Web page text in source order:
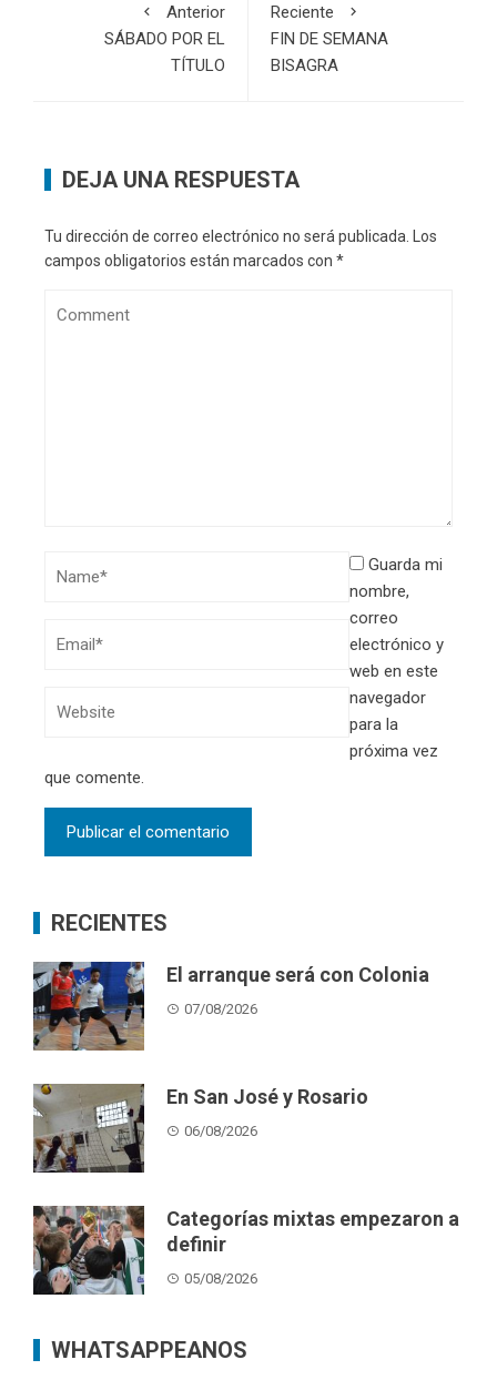
Anterior
SÁBADO POR EL
TÍTULO
Reciente
FIN DE SEMANA
BISAGRA
DEJA UNA RESPUESTA
Tu dirección de correo electrónico no será publicada.
Los
campos obligatorios están marcados con *
Guarda mi
nombre,
correo
electrónico y
web en este
navegador
para la
próxima vez
que comente.
RECIENTES
El arranque será con Colonia
07/08/2026
En San José y Rosario
06/08/2026
Categorías mixtas empezaron a
definir
05/08/2026
WHATSAPPEANOS